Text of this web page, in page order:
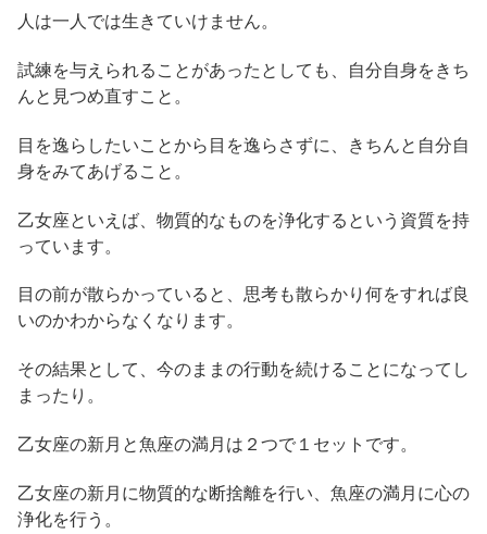
人は一人では生きていけません。
試練を与えられることがあったとしても、自分自身をきち
んと見つめ直すこと。
目を逸らしたいことから目を逸らさずに、きちんと自分自
身をみてあげること。
乙女座といえば、物質的なものを浄化するという資質を持
っています。
目の前が散らかっていると、思考も散らかり何をすれば良
いのかわからなくなります。
その結果として、今のままの行動を続けることになってし
まったり。
乙女座の新月と魚座の満月は２つで１セットです。
乙女座の新月に物質的な断捨離を行い、魚座の満月に心の
浄化を行う。